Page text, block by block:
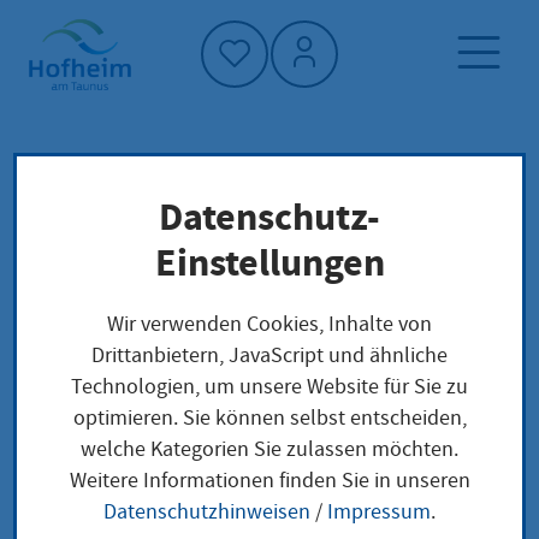
Startseite"
Dienstleistung-Finder
Verwaltungsstruktur
Hessisches Ministerium für Kultus, Bildung
und Chancen - Bürgerbüro des Hessischen
Ministeriums für Kultus, Bildung und Chancen
Hessisches
Ministerium für
Datenschutz-
Einstellungen
Wir verwenden Cookies, Inhalte von
Drittanbietern, JavaScript und ähnliche
Technologien, um unsere Website für Sie zu
optimieren. Sie können selbst entscheiden,
welche Kategorien Sie zulassen möchten.
Weitere Informationen finden Sie in unseren
Datenschutzhinweisen / Impressum.